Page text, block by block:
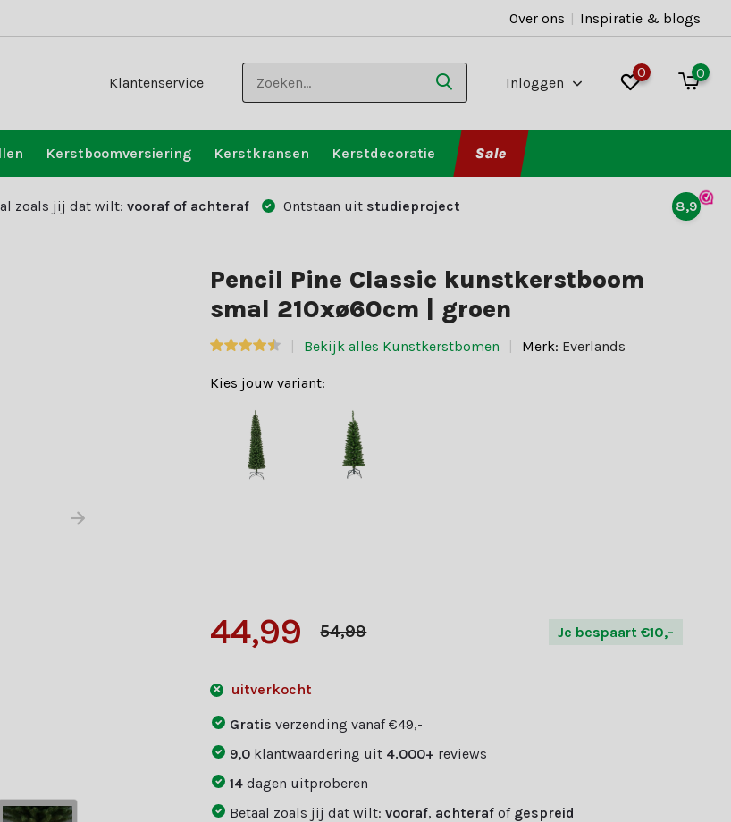
Over ons | Inspiratie & blogs
Klantenservice Inloggen
0 0
Kerstboomversiering Kerstkransen Kerstdecoratie Sale
zoals jij dat wilt: vooraf of achteraf Ontstaan uit studieproject 8,9
Pencil Pine Classic kunstkerstboom
smal 210xø60cm | groen
Bekijk alles Kunstkerstbomen Merk: Everlands
Kies jouw variant:
44,99 54,99 Je bespaart €10,-
uitverkocht
Gratisverzending vanaf €49,-
9,0 klantwaardering uit 4.000+ reviews
14dagen uitproberen
Betaal zoals jij dat wilt:vooraf, achteraf of gespreid